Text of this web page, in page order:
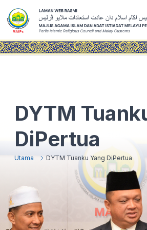
DYTM
DiPertua
Utama DYTM Tuanku Yang DiPertua